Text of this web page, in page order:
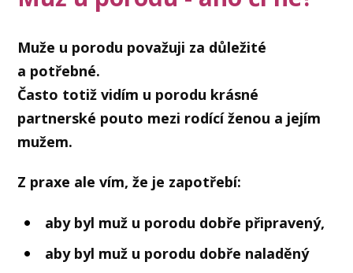
Muže u porodu považuji za důležité
a potřebné.
Často totiž vidím u porodu krásné
partnerské pouto mezi rodící ženou a jejím
mužem.
Z praxe ale vím, že je zapotřebí:
aby byl muž u porodu dobře připravený,
aby byl muž u porodu dobře naladěný